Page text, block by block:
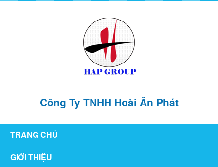
Công Ty TNHH Hoài Ân Phát
TRANG CHỦ
GIỚI THIỆU